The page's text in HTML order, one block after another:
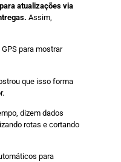
atualizações via
Assim,
para mostrar
que isso forma
dizem dados
rotas e cortando
para